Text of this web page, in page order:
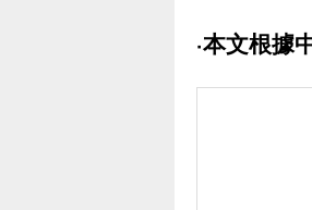
‧本文根據